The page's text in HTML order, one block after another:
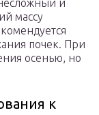
и
массу
почек. При
осенью, но
к